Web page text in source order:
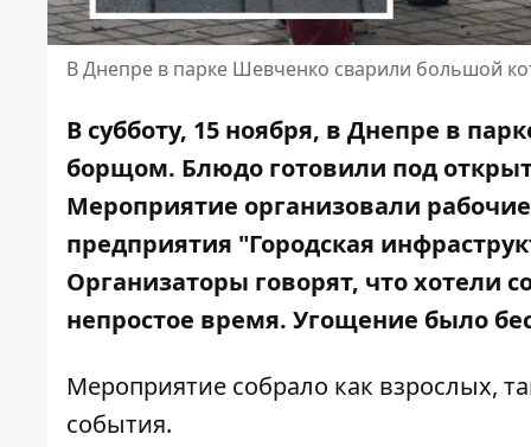
В Днепре в парке Шевченко сварили большой
В субботу, 15 ноября, в Днепре в
борщом. Блюдо готовили под
Мероприятие организовали
предприятия "Городская
Организаторы говорят, что хотели
непростое время. Угощение было
Мероприятие собрало как взрослых,
события.